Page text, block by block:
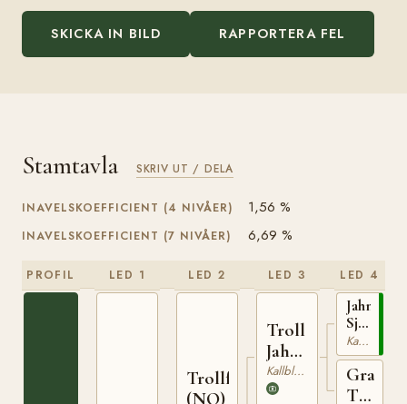
SKICKA IN BILD RAPPORTERA FEL
Stamtavla SKRIV UT / DELA
INAVELSKOEFFICIENT (4 NIVÅER) 1,56 %
INAVELSKOEFFICIENT (7 NIVÅER) 6,69 %
PROFIL LED 1 LED 2
Trollfaks
(NO)
LED 3
Troll
Jahn
(NO)
Kallblodig Travare
LED 4
Jahn
Sjur
(NO)
T-
254
Kallblodig Travare
Grans
Turi